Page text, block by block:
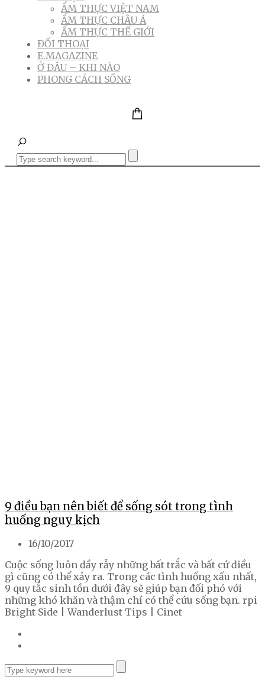
ẨM THỰC VIỆT NAM
ẨM THỰC CHÂU Á
ẨM THỰC THẾ GIỚI
ĐỐI THOẠI
E.MAGAZINE
Ở ĐÂU – KHI NÀO
PHONG CÁCH SỐNG
9 điều bạn nên biết để sống sót trong tình
huống nguy kịch
16/10/2017
Cuộc sống luôn đầy rẫy những bất trắc và bất cứ điều
gì cũng có thể xảy ra. Trong các tình huống xấu nhất,
9 quy tắc sinh tồn dưới đây sẽ giúp bạn đối phó với
những khó khăn và thậm chí có thể cứu sống bạn. rpi
Bright Side | Wanderlust Tips | Cinet